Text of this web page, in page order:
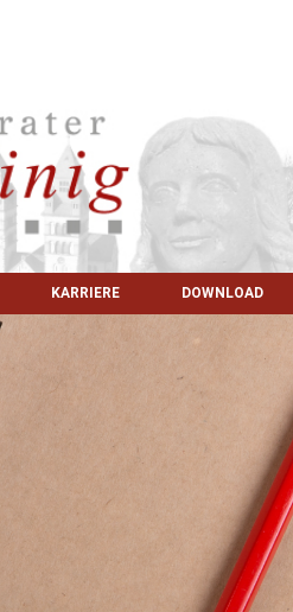
KARRIERE DOWNLOAD